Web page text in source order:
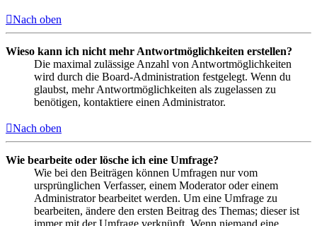
Nach oben
Wieso kann ich nicht mehr Antwortmöglichkeiten erstellen?
Die maximal zulässige Anzahl von Antwortmöglichkeiten
wird durch die Board-Administration festgelegt. Wenn du
glaubst, mehr Antwortmöglichkeiten als zugelassen zu
benötigen, kontaktiere einen Administrator.
Nach oben
Wie bearbeite oder lösche ich eine Umfrage?
Wie bei den Beiträgen können Umfragen nur vom
ursprünglichen Verfasser, einem Moderator oder einem
Administrator bearbeitet werden. Um eine Umfrage zu
bearbeiten, ändere den ersten Beitrag des Themas; dieser ist
immer mit der Umfrage verknüpft. Wenn niemand eine